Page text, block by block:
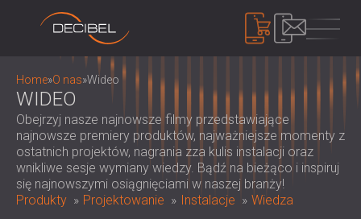
PRODUKTY
IZOLACJA AKUSTYCZNA
IZOLACJA AKUSTYCZNA ŚCIAN
IZOLACJA AKUSTYCZNA SUFITÓW
ROZWIĄZANIA DŹWIĘKOCHŁONNE DO
PANELE AKUSTYCZNE
EKOLOGICZNE PANELE I PRZEGRODY
Home»O nas»Wideo
WIDEO
Obejrzyj nasze najnowsze filmy przedstawiające
najnowsze premiery produktów, najważniejsze momenty z
ostatnich projektów, nagrania zza kulis instalacji oraz
wnikliwe sesje wymiany wiedzy. Bądź na bieżąco i inspiruj
się najnowszymi osiągnięciami w naszej branży!
Produkty
Projektowanie Instalacje Wiedza